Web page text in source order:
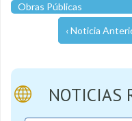
Obras Públicas
‹ Noticia
NOTICIAS